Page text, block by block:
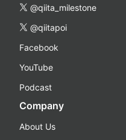
@qiita_milestone
@qiitapoi
Facebook
YouTube
Podcast
Company
About Us